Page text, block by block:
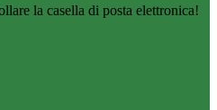
la casella di posta elettronica!